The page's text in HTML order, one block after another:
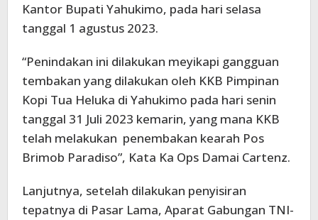
Kantor Bupati Yahukimo, pada hari selasa
tanggal 1 agustus 2023.
“Penindakan ini dilakukan meyikapi gangguan
tembakan yang dilakukan oleh KKB Pimpinan
Kopi Tua Heluka di Yahukimo pada hari senin
tanggal 31 Juli 2023 kemarin, yang mana KKB
telah melakukan penembakan kearah Pos
Brimob Paradiso”, Kata Ka Ops Damai Cartenz.
Lanjutnya, setelah dilakukan penyisiran
tepatnya di Pasar Lama, Aparat Gabungan TNI-